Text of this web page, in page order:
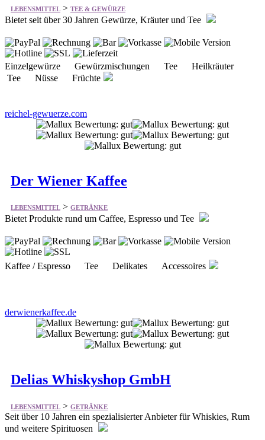
LEBENSMITTEL > TEE & GEWÜRZE
Bietet seit über 30 Jahren Gewürze, Kräuter und Tee
Einzelgewürze Gewürzmischungen Tee Heilkräuter
Tee Nüsse Früchte
reichel-gewuerze.com
Der Wiener Kaffee
LEBENSMITTEL > GETRÄNKE
Bietet Produkte rund um Caffee, Espresso und Tee
Kaffee / Espresso Tee Delikates Accessoires
derwienerkaffee.de
Delias Whiskyshop GmbH
LEBENSMITTEL > GETRÄNKE
Seit über 10 Jahren ein spezialisierter Anbieter für Whiskies, Rum
und weitere Spirituosen